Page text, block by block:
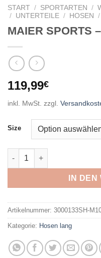
START / SPORTARTEN /
/ UNTERTEILE / HOSEN /
MAIER SPORTS
119,99€
inkl. MwSt. zzgl.
Size
MAIER SPORTS - Inara
IN
Artikelnummer: 3000133SH-
Kategorie: Hosen lang